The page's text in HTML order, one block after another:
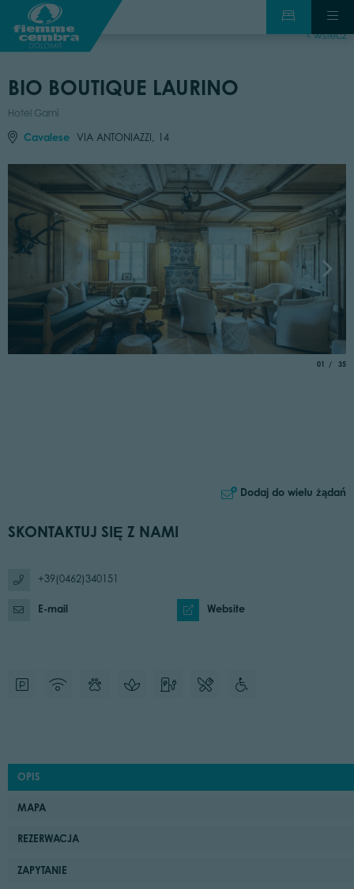
wstecz
BIO BOUTIQUE LAURINO
Hotel Garnì
Cavalese VIA ANTONIAZZI, 14
01 of
35
Dodaj do wielu żądań
SKONTAKTUJ SIĘ Z NAMI
+39(0462)340151
E-mail Website
OPIS
MAPA
REZERWACJA
ZAPYTANIE